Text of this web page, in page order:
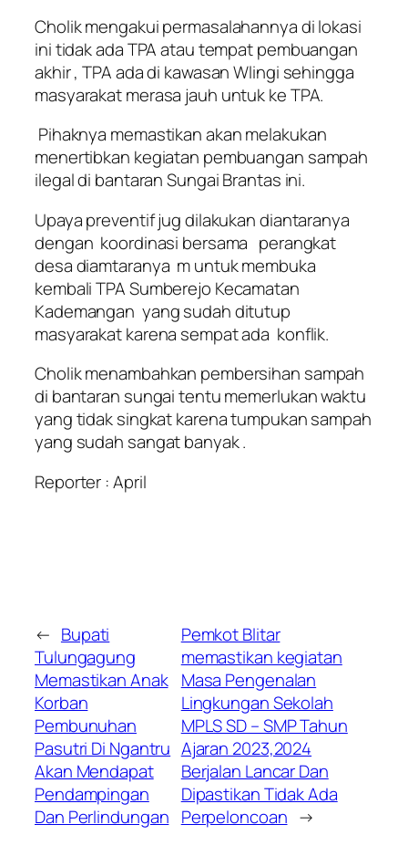
Cholik mengakui permasalahannya di lokasi
ini tidak ada TPA atau tempat pembuangan
akhir , TPA ada di kawasan Wlingi sehingga
masyarakat merasa jauh untuk ke TPA.
Pihaknya memastikan akan melakukan
menertibkan kegiatan pembuangan sampah
ilegal di bantaran Sungai Brantas ini.
Upaya preventif jug dilakukan diantaranya
dengan koordinasi bersama perangkat
desa diamtaranya m untuk membuka
kembali TPA Sumberejo Kecamatan
Kademangan yang sudah ditutup
masyarakat karena sempat ada konflik.
Cholik menambahkan pembersihan sampah
di bantaran sungai tentu memerlukan waktu
yang tidak singkat karena tumpukan sampah
yang sudah sangat banyak .
Reporter : April
← Bupati
Tulungagung
Memastikan Anak
Korban
Pembunuhan
Pasutri Di Ngantru
Akan Mendapat
Pendampingan
Dan Perlindungan
Pemkot Blitar
memastikan kegiatan
Masa Pengenalan
Lingkungan Sekolah
MPLS SD – SMP Tahun
Ajaran 2023,2024
Berjalan Lancar Dan
Dipastikan Tidak Ada
Perpeloncoan →